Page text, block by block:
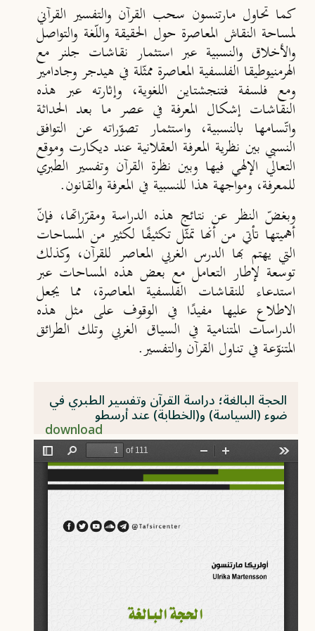
كما تحاول مارتنسون سحب القرآن والتفسير القرآني
لمساحة النقاش المعاصرة حول الحقيقة واللّغة والتواصل
والأخلاق والنسبية عبر استثمار نقاشات جلنر مع
الهرمنيوطيقا الفلسفية المعاصرة ممثّلة في هيدجر وجادامير
ومع فلسفة فتنجشتاين اللغوية، وإثارته عبر هذه
النقاشات إشكال المعرفة في عصر ما بعد الحداثة
واتّسامها بالنسبية، واستثمار تصوّراته عن التوافق
النسبي بين نظرية المعرفة العقلانية عند ديكارت وموقع
التعالي الإلهي فيها وبين نظرة القرآن وتفسير الطبري
للمعرفة، ومواجهة هذا للنسبية في المعرفة والقانون.
وبغضّ النظر عن نتائج هذه الدراسة ومقرّراتها، فإنّ
أهميتها تأتي من أنها تمثّل تكثيفًا لكثير من المساحات
التي يهتم بها الدرس الغربي المعاصر للقرآن، وكذلك
توسعة لإطار التعامل مع بعض هذه المساحات عبر
استدعاء للنقاشات الفلسفية المعاصرة، مما يجعل
الاطلاع عليها مفيدًا في الوقوف على مثل هذه
الدراسات المتنامية في السياق الغربي وتلك الطرائق
المتنوّعة في تناول القرآن والتفسير.
الحجة البالغة؛ دراسة القرآن وتفسير الطبري في
ضوء (السياسة) و(الخطابة) عند أرسطو